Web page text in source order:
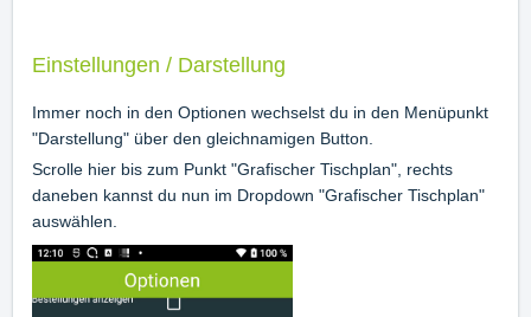
Einstellungen / Darstellung
Immer noch in den Optionen wechselst du in den Menüpunkt
"Darstellung" über den gleichnamigen Button.
Scrolle hier bis zum Punkt "Grafischer Tischplan", rechts
daneben kannst du nun im Dropdown "Grafischer Tischplan"
auswählen.